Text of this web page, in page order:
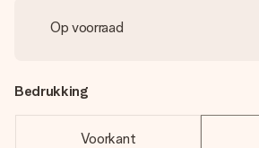
Op voorraad
Bedrukking
Voorkant